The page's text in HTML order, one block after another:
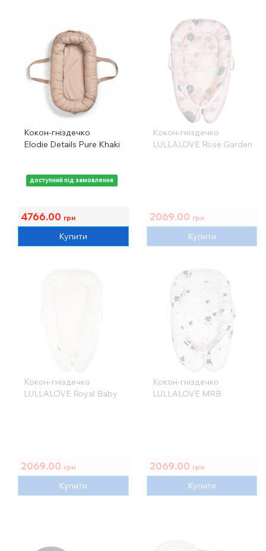
Кокон-гніздечко
Elodie Details Pure Khaki
доступний під замовлення
4766.00 грн
Купити
Кокон-гніздечко
LULLALOVE Rose Garden
2069.00 грн
Купити
Кокон-гніздечко
LULLALOVE Royal Baby
2069.00 грн
Купити
Кокон-гніздечко
LULLALOVE MRB
2069.00 грн
Купити